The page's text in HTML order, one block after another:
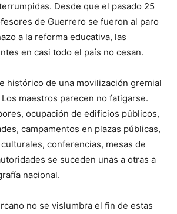
Desde que el pasado 25
de Guerrero se fueron al paro
a la reforma educativa, las
en casi todo el país no cesan.
histórico de una movilización gremial
maestros parecen no fatigarse.
ocupación de edificios públicos,
campamentos en plazas públicas,
conferencias, mesas de
se suceden unas a otras a
nacional.
no se vislumbra el fin de estas